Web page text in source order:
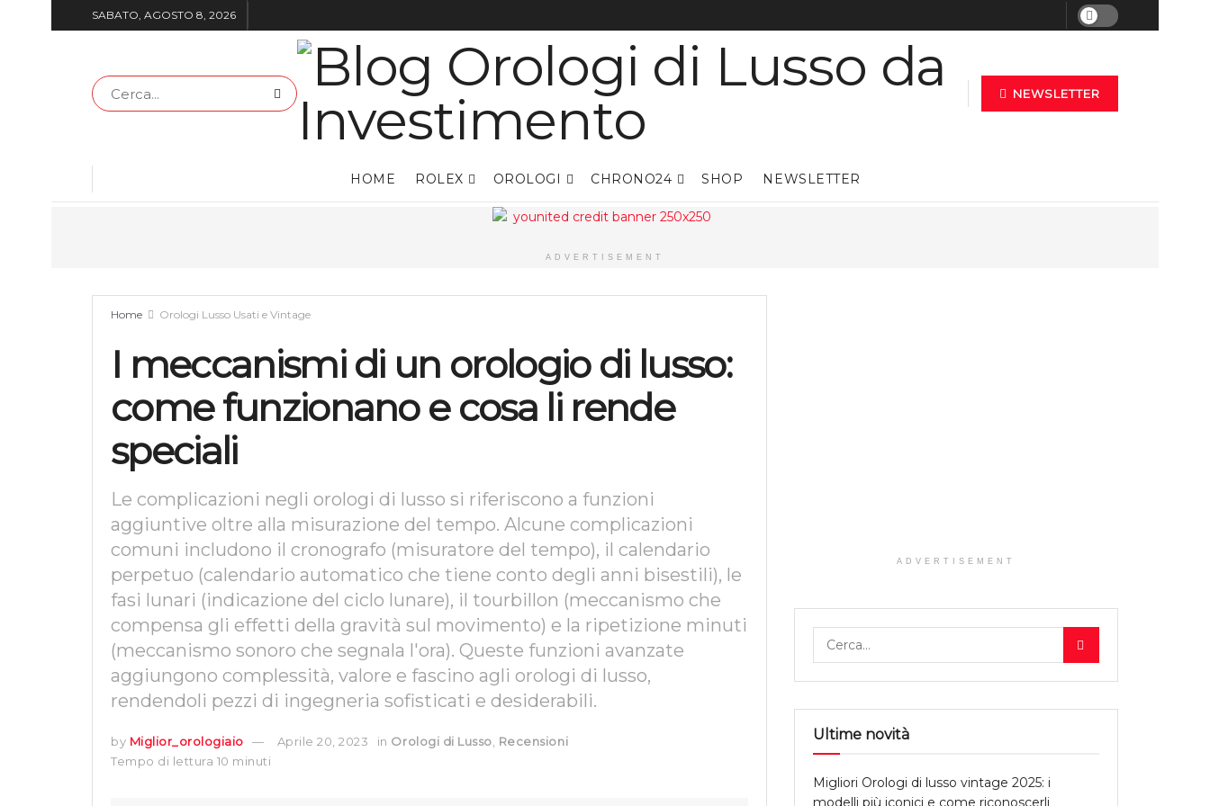
SABATO, AGOSTO 8, 2026
NEWSLETTER
HOME ROLEX OROLOGI CHRONO24 SHOP NEWSLETTER
ADVERTISEMENT
Home Orologi Lusso Usati e Vintage
I meccanismi di un orologio di lusso:
come funzionano e cosa li rende
speciali
Le complicazioni negli orologi di lusso si riferiscono a funzioni
aggiuntive oltre alla misurazione del tempo. Alcune complicazioni
comuni includono il cronografo (misuratore del tempo), il calendario
perpetuo (calendario automatico che tiene conto degli anni bisestili), le
fasi lunari (indicazione del ciclo lunare), il tourbillon (meccanismo che
compensa gli effetti della gravità sul movimento) e la ripetizione minuti
(meccanismo sonoro che segnala l'ora). Queste funzioni avanzate
aggiungono complessità, valore e fascino agli orologi di lusso,
rendendoli pezzi di ingegneria sofisticati e desiderabili.
by Miglior_orologiaio Aprile 20, 2023 in Orologi di Lusso, Recensioni
Tempo di lettura 10 minuti
ADVERTISEMENT
Ultime novità
Migliori Orologi di lusso vintage 2025: i
modelli più iconici e come riconoscerli